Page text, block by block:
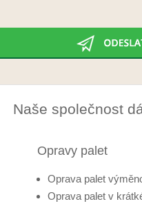
Naše společnost
Opravy palet
Oprava palet
Oprava palet v